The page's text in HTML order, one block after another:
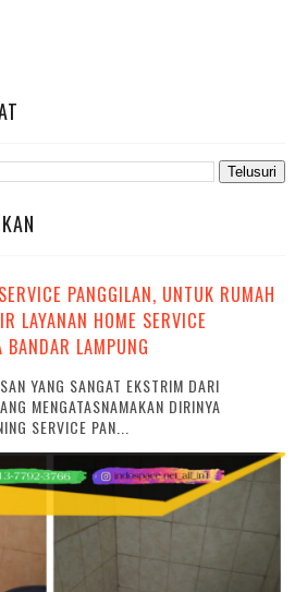
PANGGILAN, UNTUK RUMAH
LAYANAN HOME SERVICE
LAMPUNG
YANG SANGAT EKSTRIM DARI
MENGATASNAMAKAN DIRINYA
SERVICE PAN...